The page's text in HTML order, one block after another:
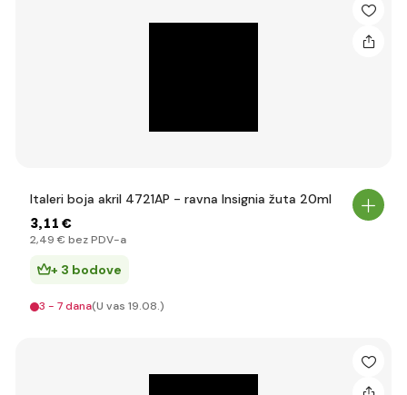
Italeri boja akril 4721AP - ravna Insignia žuta 20ml
3,11 €
2,49 € bez PDV-a
+ 3 bodove
3 - 7 dana(U vas 19.08.)